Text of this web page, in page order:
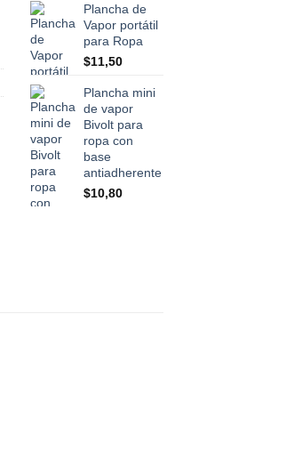
Plancha de
Vapor portátil
para Ropa
$11,50
Plancha mini
de vapor
Bivolt para
ropa con
base
antiadherente
$10,80